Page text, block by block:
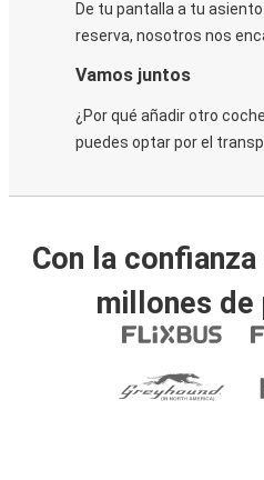
De tu pantalla a tu
reserva, nosotros nos
Vamos juntos
¿Por qué añadir otro
puedes optar por el
Con la
millones de